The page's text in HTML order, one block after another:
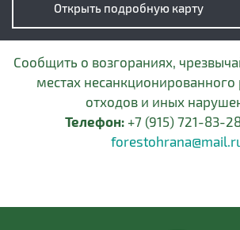
Открыть подробную карту
Сообщить о возгораниях,
местах
отходов и иных
Телефон: +7 (915) 721-83-28